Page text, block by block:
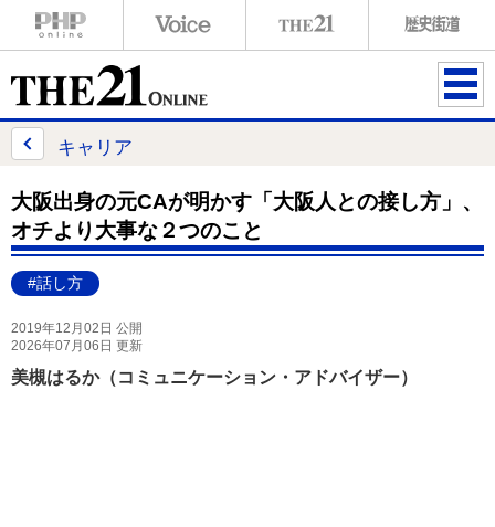
ME
キャリア
大阪出身の元CAが明かす「大阪人との接し方」、
オチより大事な２つのこと
#話し方
2019年12月02日 公開
2026年07月06日 更新
美槻はるか（コミュニケーション・アドバイザー）